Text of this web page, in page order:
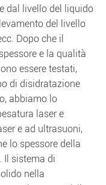
dal livello del liquido
del livello
Dopo che il
e la qualità
essere testati,
di disidratazione
abbiamo lo
laser e
e ad ultrasuoni,
lo spessore della
Il sistema di
nella